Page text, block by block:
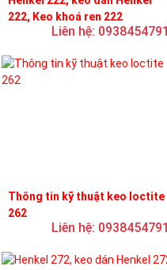
222, Keo khoá ren 222
Liên hệ: 0938454791
Thông tin kỹ thuật keo loctite
262
Liên hệ: 0938454791